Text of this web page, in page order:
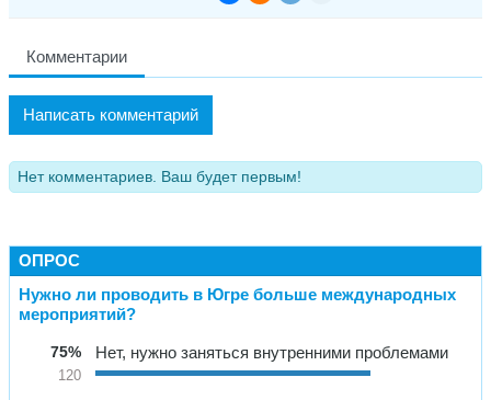
Комментарии
Написать комментарий
Нет комментариев. Ваш будет первым!
ОПРОС
Нужно ли проводить в Югре больше международных
мероприятий?
75%
120
Нет, нужно заняться внутренними проблемами